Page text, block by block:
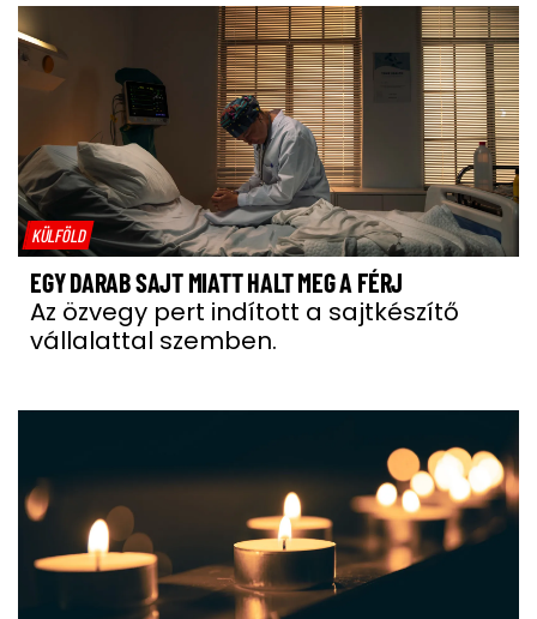
KÜLFÖLD
EGY DARAB SAJT MIATT HALT MEG A FÉRJ
Az özvegy pert indított a sajtkészítő
vállalattal szemben.